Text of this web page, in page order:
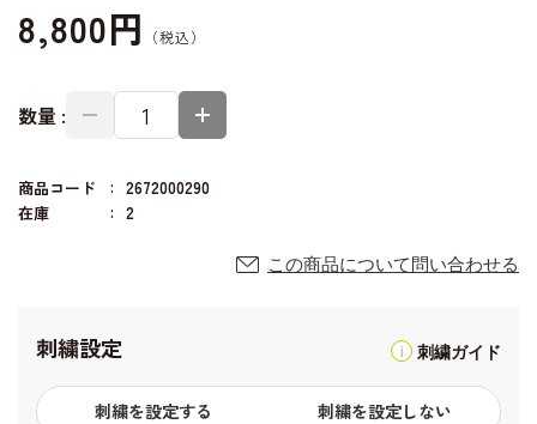
8,800円
数量 :
商品コード
2672000290
在庫
2
この商品について問い合わせる
刺繍設定 刺繍ガイド
刺繍を設定する 刺繍を設定しない